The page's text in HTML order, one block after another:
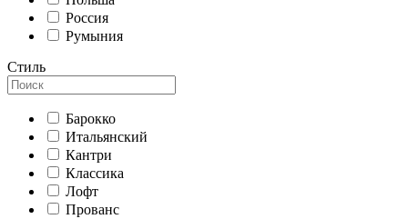
Россия
Румыния
Стиль
Барокко
Итальянский
Кантри
Классика
Лофт
Прованс